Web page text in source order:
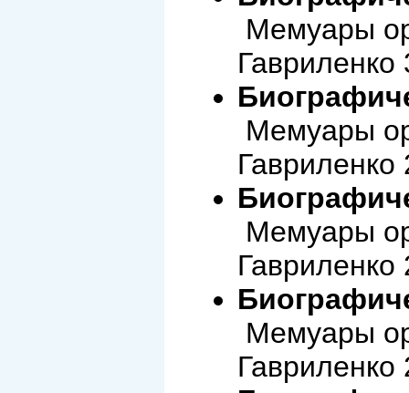
Мемуары
Мемуары
Мемуары
Мемуары